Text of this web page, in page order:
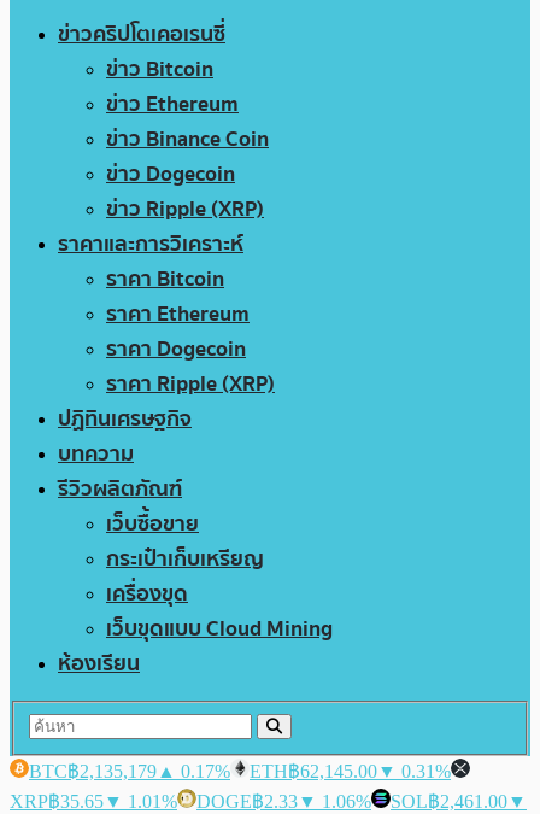
ข่าวคริปโตเคอเรนซี่
ข่าว Bitcoin
ข่าว Ethereum
ข่าว Binance Coin
ข่าว Dogecoin
ข่าว Ripple (XRP)
ราคาและการวิเคราะห์
ราคา Bitcoin
ราคา Ethereum
ราคา Dogecoin
ราคา Ripple (XRP)
ปฏิทินเศรษฐกิจ
บทความ
รีวิวผลิตภัณฑ์
เว็บซื้อขาย
กระเป๋าเก็บเหรียญ
เครื่องขุด
เว็บขุดแบบ Cloud Mining
ห้องเรียน
BTC฿2,135,179 ▲ 0.17% ETH฿62,145.00▼ 0.31%
XRP฿35.65▼ 1.01% DOGE฿2.33▼ 1.06% SOL฿2,461.00▼